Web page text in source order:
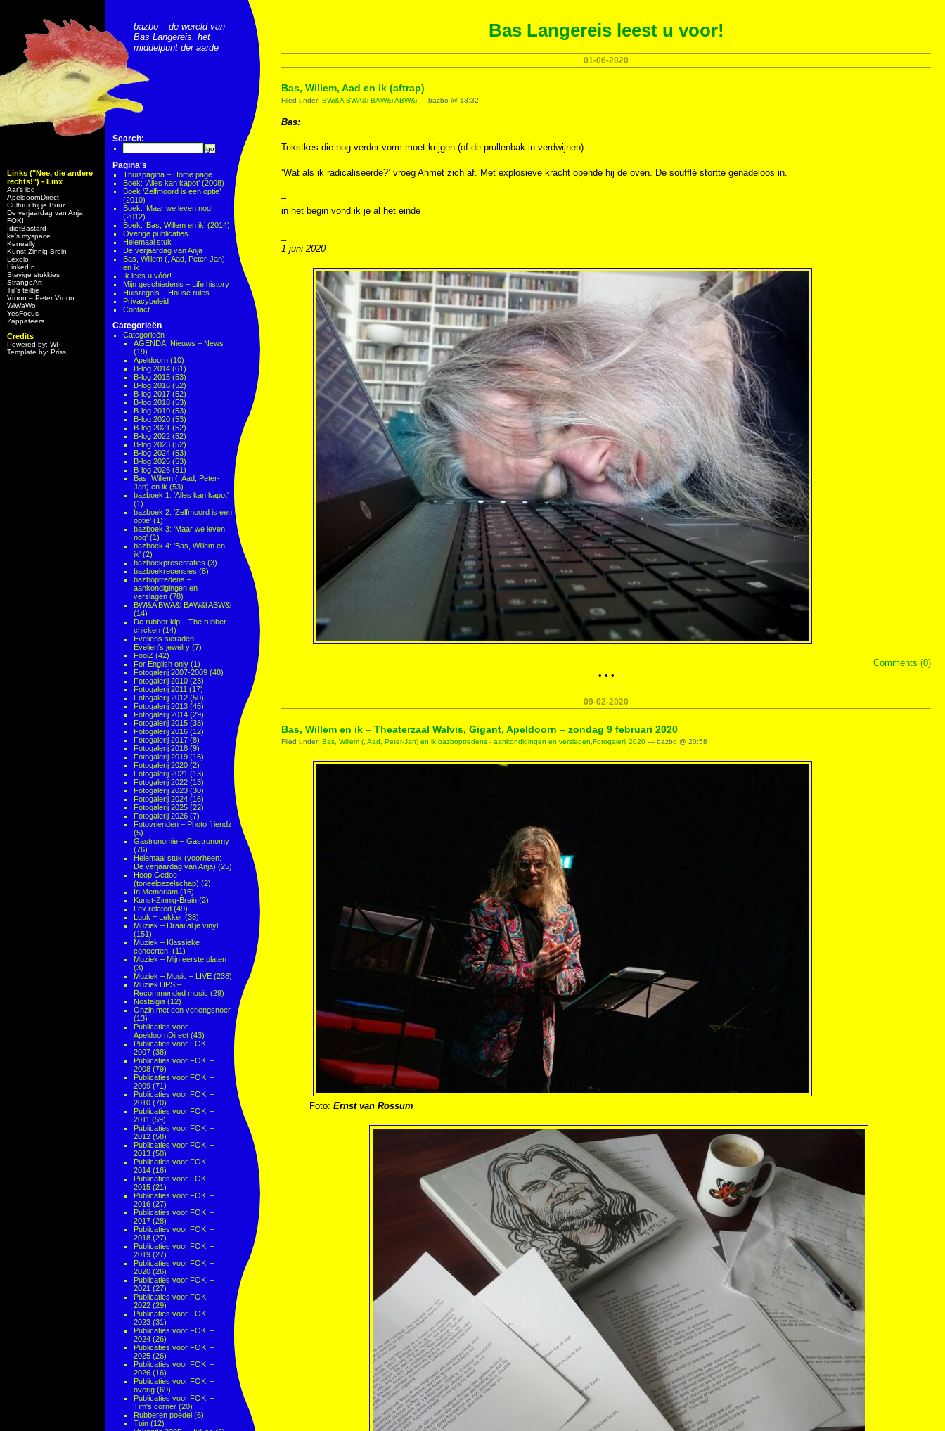
Links ("Nee, die andere
rechts!") - Linx
Aar’s log
ApeldoornDirect
Cultuur bij je Buur
De verjaardag van Anja
FOK!
IdiotBastard
ke's myspace
Keneally
Kunst-Zinnig-Brein
Lexolo
LinkedIn
Stevige stukkies
StrangeArt
Tijl’s teiltje
Vroon – Peter Vroon
WiWaWo
YesFocus
Zappateers
Credits
Powered by: WP
Template by: Priss
bazbo – de wereld van
Bas Langereis, het
middelpunt der aarde
Search:
Pagina's
Thuispagina – Home page
Boek: ‘Alles kan kapot’ (2008)
Boek ‘Zelfmoord is een optie’
(2010)
Boek: ‘Maar we leven nog’
(2012)
Boek: ‘Bas, Willem en ik’ (2014)
Overige publicaties
Helemaal stuk
De verjaardag van Anja
Bas, Willem (, Aad, Peter-Jan)
en ik
Ik lees u vóór!
Mijn geschiedenis – Life history
Huisregels – House rules
Privacybeleid
Contact
Categorieën
Categorieën
AGENDA! Nieuws – News
(19)
Apeldoorn (10)
B-log 2014 (61)
B-log 2015 (53)
B-log 2016 (52)
B-log 2017 (52)
B-log 2018 (53)
B-log 2019 (53)
B-log 2020 (53)
B-log 2021 (52)
B-log 2022 (52)
B-log 2023 (52)
B-log 2024 (53)
B-log 2025 (53)
B-log 2026 (31)
Bas, Willem (, Aad, Peter-
Jan) en ik (53)
bazboek 1: 'Alles kan kapot'
(1)
bazboek 2: 'Zelfmoord is een
optie' (1)
bazboek 3: 'Maar we leven
nog' (1)
bazboek 4: 'Bas, Willem en
ik' (2)
bazboekpresentaties (3)
bazboekrecensies (8)
bazboptredens –
aankondigingen en
verslagen (78)
BWi&A BWA&i BAW&i ABW&i
(14)
De rubber kip – The rubber
chicken (14)
Eveliens sieraden –
Evelien's jewelry (7)
FoolZ (42)
For English only (1)
Fotogalerij 2007-2009 (48)
Fotogalerij 2010 (23)
Fotogalerij 2011 (17)
Fotogalerij 2012 (50)
Fotogalerij 2013 (46)
Fotogalerij 2014 (29)
Fotogalerij 2015 (33)
Fotogalerij 2016 (12)
Fotogalerij 2017 (8)
Fotogalerij 2018 (9)
Fotogalerij 2019 (16)
Fotogalerij 2020 (2)
Fotogalerij 2021 (13)
Fotogalerij 2022 (13)
Fotogalerij 2023 (30)
Fotogalerij 2024 (16)
Fotogalerij 2025 (22)
Fotogalerij 2026 (7)
Fotovrienden – Photo friendz
(5)
Gastronomie – Gastronomy
(76)
Helemaal stuk (voorheen:
De verjaardag van Anja) (25)
Hoop Gedoe
(toneelgezelschap) (2)
In Memoriam (16)
Kunst-Zinnig-Brein (2)
Lex related (49)
Luuk = Lekker (38)
Muziek – Draai al je vinyl
(151)
Muziek – Klassieke
concerten! (11)
Muziek – Mijn eerste platen
(3)
Muziek – Music – LIVE (238)
MuziekTIPS –
Recommended music (29)
Nostalgia (12)
Onzin met een verlengsnoer
(13)
Publicaties voor
ApeldoornDirect (43)
Publicaties voor FOK! –
2007 (38)
Publicaties voor FOK! –
2008 (79)
Publicaties voor FOK! –
2009 (71)
Publicaties voor FOK! –
2010 (70)
Publicaties voor FOK! –
2011 (59)
Publicaties voor FOK! –
2012 (58)
Publicaties voor FOK! –
2013 (50)
Publicaties voor FOK! –
2014 (16)
Publicaties voor FOK! –
2015 (21)
Publicaties voor FOK! –
2016 (27)
Publicaties voor FOK! –
2017 (28)
Publicaties voor FOK! –
2018 (27)
Publicaties voor FOK! –
2019 (27)
Publicaties voor FOK! –
2020 (26)
Publicaties voor FOK! –
2021 (27)
Publicaties voor FOK! –
2022 (29)
Publicaties voor FOK! –
2023 (31)
Publicaties voor FOK! –
2024 (26)
Publicaties voor FOK! –
2025 (26)
Publicaties voor FOK! –
2026 (16)
Publicaties voor FOK! –
overig (69)
Publicaties voor FOK! –
Tim's corner (20)
Rubberen poedel (6)
Tuin (12)
Bas Langereis leest u voor!
01-06-2020
Bas, Willem, Aad en ik (aftrap)
Filed under: BWi&A BWA&i BAW&i ABW&i — bazbo @ 13:32
Bas:
Tekstkes die nog verder vorm moet krijgen (of de prullenbak in verdwijnen):
‘Wat als ik radicaliseerde?’ vroeg Ahmet zich af. Met explosieve kracht opende hij de oven. De soufflé stortte genadeloos in.
–
in het begin vond ik je al het einde
1 juni 2020
Comments (0)
• • •
09-02-2020
Bas, Willem en ik – Theaterzaal Walvis, Gigant, Apeldoorn – zondag 9 februari 2020
Filed under: Bas, Willem (, Aad, Peter-Jan) en ik bazboptredens - aankondigingen en verslagen Fotogalerij 2020 — bazbo @ 20:58
Foto: Ernst van Rossum